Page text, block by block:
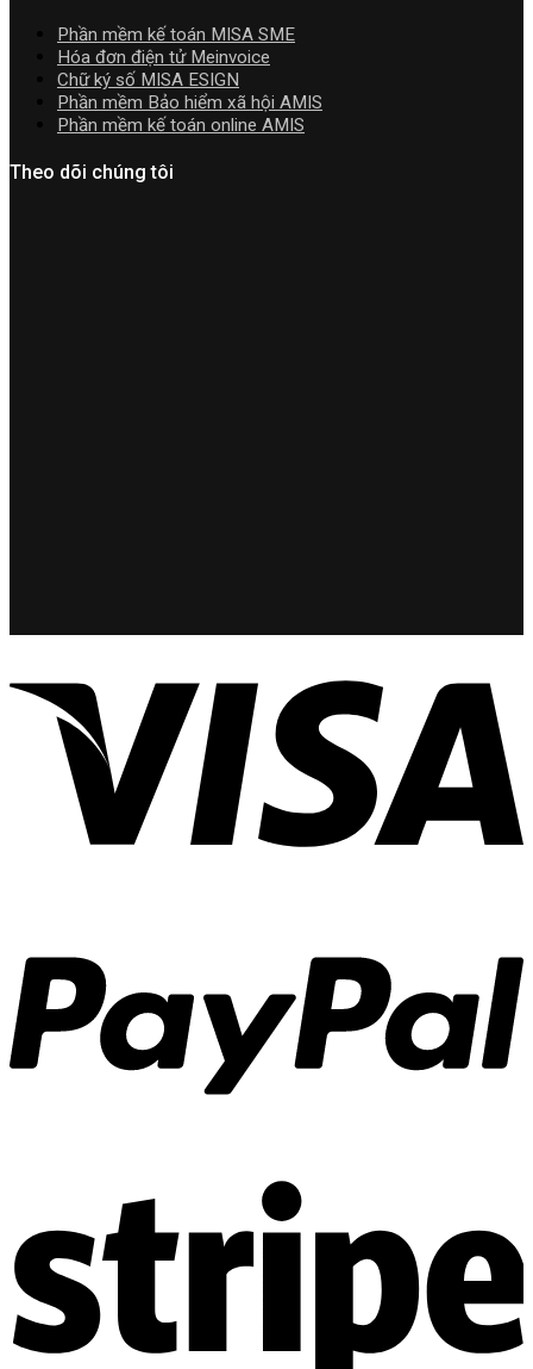
Phần mềm kế toán MISA SME
Hóa đơn điện tử Meinvoice
Chữ ký số MISA ESIGN
Phần mềm Bảo hiểm xã hội AMIS
Phần mềm kế toán online AMIS
Theo dõi chúng tôi